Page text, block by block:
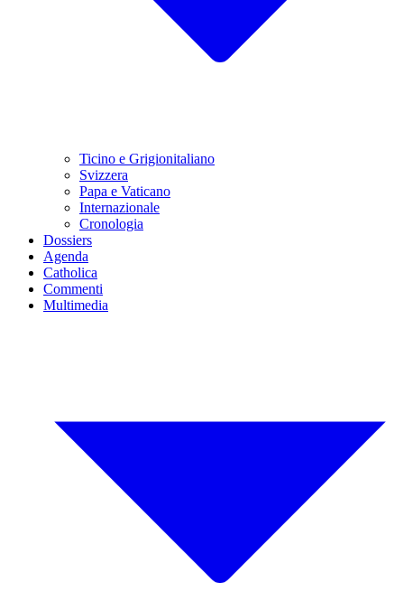
Ticino e Grigionitaliano
Svizzera
Papa e Vaticano
Internazionale
Cronologia
Dossiers
Agenda
Catholica
Commenti
Multimedia